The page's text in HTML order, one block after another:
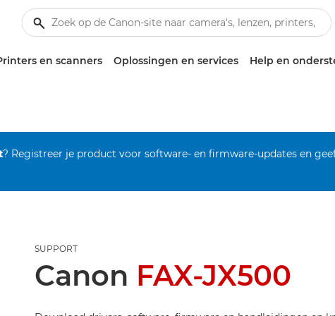
en scanners Oplossingen en services Help en
? Registreer je product voor software- en firmware-updates en
SUPPORT
Canon FAX-JX500